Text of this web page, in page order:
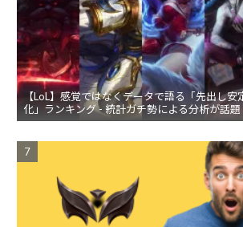
【LoL】感覚ではなくデータで語る「先出し安
化」ランキング - 統計ガチ勢による分析が話題